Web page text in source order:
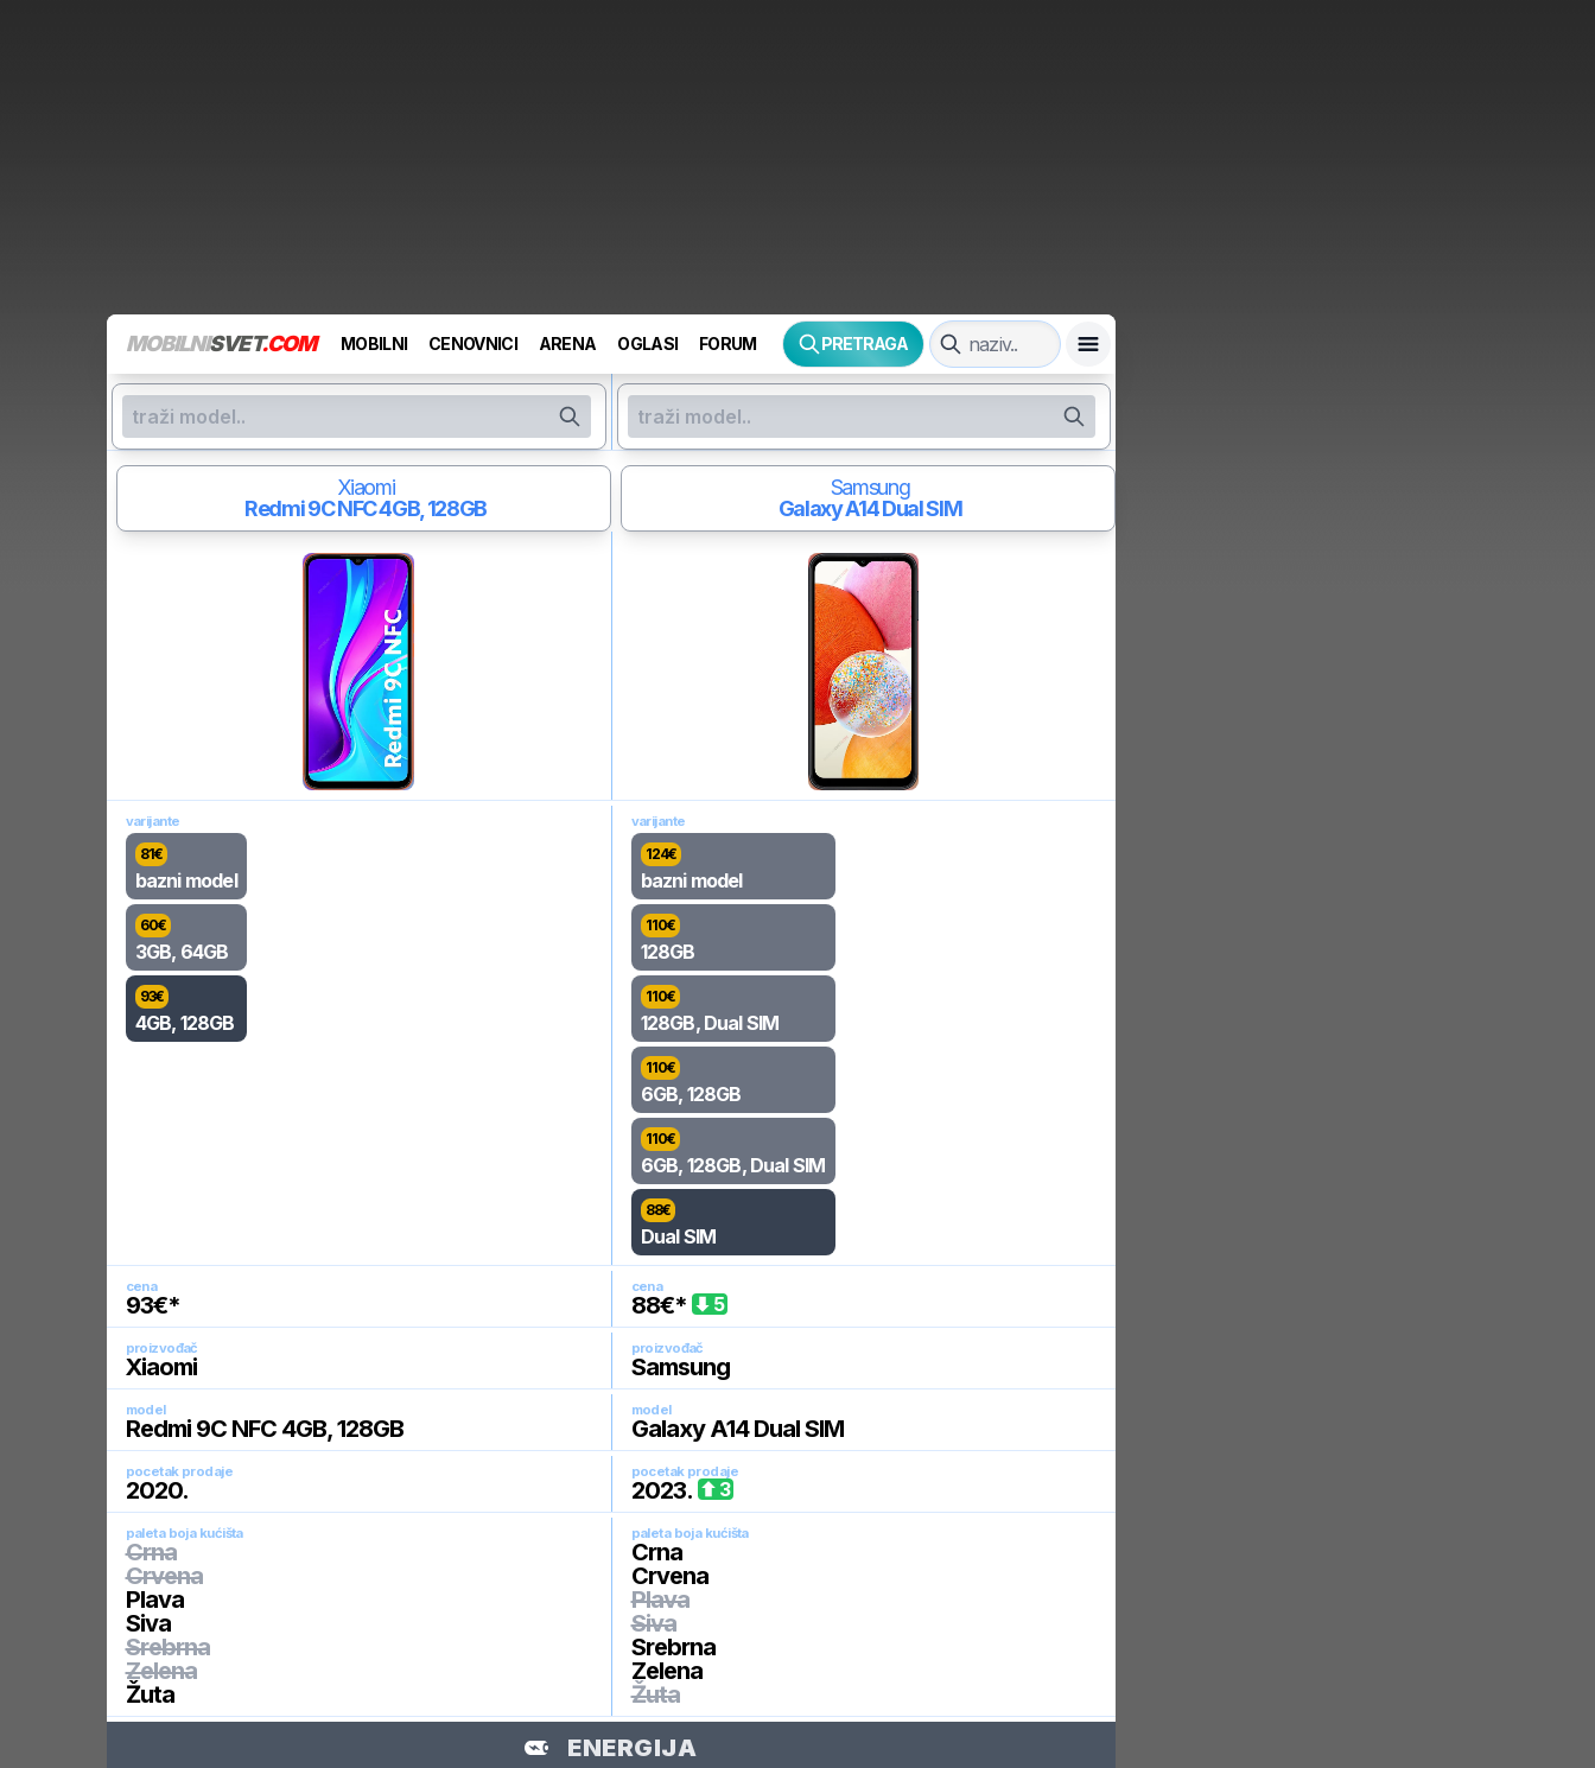
MOBILNISVET.COM MOBILNI CENOVNICI ARENA OGLASI FORUM PRETRAGA
Xiaomi
Redmi 9C NFC4GB, 128GB
Samsung
Galaxy A14Dual SIM
varijante
81€
bazni model
60€
3GB, 64GB
93€
4GB, 128GB
varijante
124€
bazni model
110€
128GB
110€
128GB, Dual SIM
110€
6GB, 128GB
110€
6GB, 128GB, Dual SIM
88€
Dual SIM
cena
93€*
cena
88€* 5
proizvođač
Xiaomi
proizvođač
Samsung
model
Redmi 9C NFC 4GB, 128GB
model
Galaxy A14 Dual SIM
pocetak prodaje
2020.
pocetak prodaje
2023. 3
paleta boja kućišta
Crna
Crvena
Plava
Siva
Srebrna
Zelena
Žuta
paleta boja kućišta
Crna
Crvena
Plava
Siva
Srebrna
Zelena
Žuta
ENERGIJA